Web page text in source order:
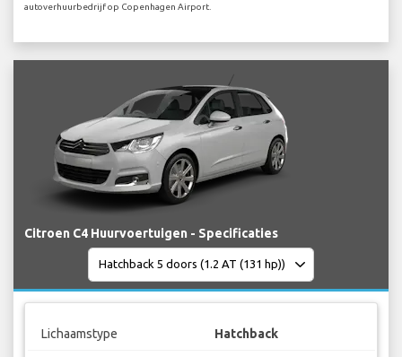
autoverhuurbedrijf op Copenhagen Airport.
Citroen C4 Huurvoertuigen - Specificaties
Lichaamstype Hatchback